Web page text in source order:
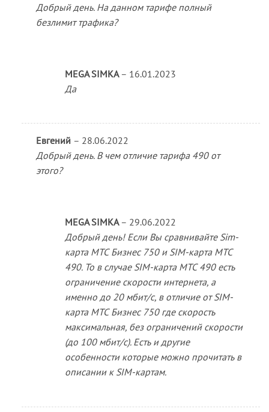
Добрый день. На данном тарифе полный
безлимит трафика?
MEGA SIMKA – 16.01.2023
Да
Евгений – 28.06.2022
Добрый день. В чем отличие тарифа 490 от
этого?
MEGA SIMKA – 29.06.2022
Добрый день! Если Вы сравнивайте Sim-
карта МТС Бизнес 750 и SIM-карта МТС
490. То в случае SIM-карта МТС 490 есть
ограничение скорости интернета, а
именно до 20 мбит/с, в отличие от SIM-
карта МТС Бизнес 750 где скорость
максимальная, без ограничений скорости
(до 100 мбит/с). Есть и другие
особенности которые можно прочитать в
описании к SIM-картам.